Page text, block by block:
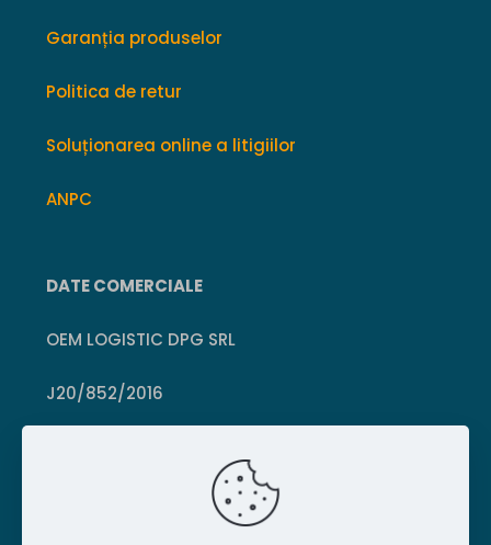
Garanția produselor
Politica de retur
Soluționarea online a litigiilor
ANPC
DATE COMERCIALE
OEM LOGISTIC DPG SRL
J20/852/2016
Crișcior, Hunedoara